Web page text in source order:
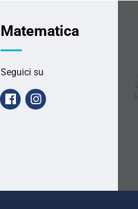
Matematica
Seguici su
FacebookInstagram